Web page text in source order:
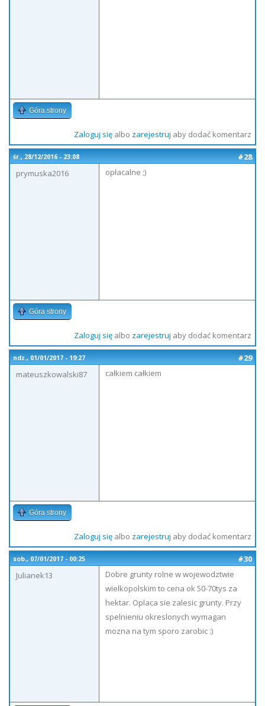
Góra strony
Zaloguj sięalbo zarejestruj aby dodać komentarz
śr., 28/12/2016 - 23:08
#28
prymuska2016
opłacalne ;)
Góra strony
Zaloguj sięalbo zarejestruj aby dodać komentarz
ndz., 01/01/2017 - 19:27
#29
mateuszkowalski87
całkiem całkiem
Góra strony
Zaloguj sięalbo zarejestruj aby dodać komentarz
sob., 07/01/2017 - 00:25
#30
Julianek13
Dobre grunty rolne w wojewodztwie
wielkopolskim to cena ok 50-70tys za
hektar. Oplaca sie zalesic grunty. Przy
spelnieniu okreslonych wymagan
mozna na tym sporo zarobic :)